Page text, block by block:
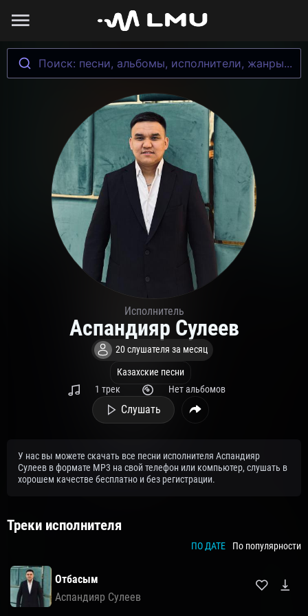
Поиск: песни, альбомы, исполнители, жанры...
Исполнитель
Аспандияр Сулеев
20 слушателя за месяц
Казахские песни
1 трек
Нет альбомов
Слушать
У нас вы можете скачать все песни исполнителя Аспандияр
Сулеев в формате MP3 на свой телефон или компьютер, слушать в
хорошем качестве бесплатно и без регистрации.
Треки исполнителя
ПО ДАТЕ По популярности
Отбасым
Аспандияр Сулеев